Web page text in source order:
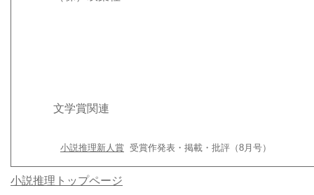
文学賞関連
小説推理新人賞 受賞作発表・掲載・批評（8月号）
小説推理トップページ